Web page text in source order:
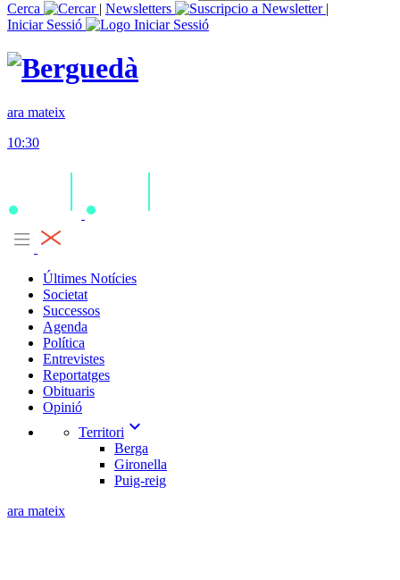
Cerca
| Newsletters
|
Iniciar Sessió
ara mateix
10:30
Últimes Notícies
Societat
Successos
Agenda
Política
Entrevistes
Reportatges
Obituaris
Opinió
Territori expand_more
Berga
Gironella
Puig-reig
ara mateix